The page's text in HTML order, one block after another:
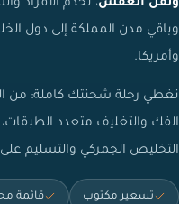
ونقل العفش، تخدم الأفراد
وباقي مدن المملكة إلى دول
وأمريكا.
نغطي رحلة شحنتك كاملة: من
الفك والتغليف متعدد الطبقات،
التخليص الجمركي والتسليم على
تسعير مكتوب قائمة